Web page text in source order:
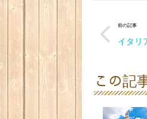
前の記事
イタリ
この記